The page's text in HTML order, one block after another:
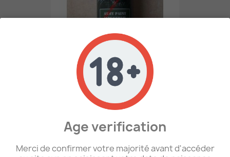
WW2 - Bombe De Peinture...
favorite_border
Age verification
Merci de confirmer votre majorité avant d'accéder